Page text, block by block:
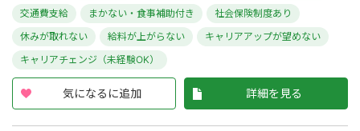
交通費支給
まかない・食事補助付き
社会保険制度あり
休みが取れない
給料が上がらない
キャリアアップが望めない
キャリアチェンジ（未経験OK）
気になるに追加 詳細を見る